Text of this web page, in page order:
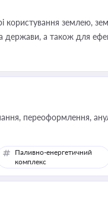
користування землею,
держави, а також для
переоформлення,
Паливно-енергетичний
комплекс